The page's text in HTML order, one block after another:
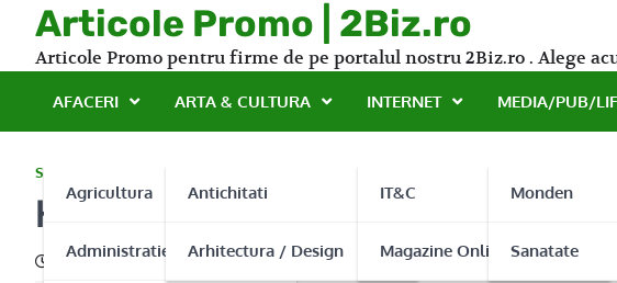
content
Articole Promo | 2Biz.ro
Articole Promo pentru firme de pe portalul nostru 2Biz.ro . Alege
AFACERI
Agricultura
Administratie Publica
ARTA & CULTURA
Antichitati
Arhitectura / Design
INTERNET
IT&C
Magazine Online
MEDIA/PUB/
Monden
Sanatate
SERVICII
Helinick – si totul devine mai
08/08/2013